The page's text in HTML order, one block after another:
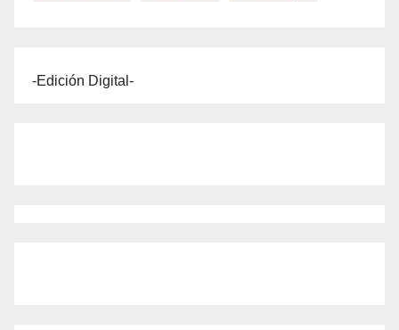
-Edición Digital-